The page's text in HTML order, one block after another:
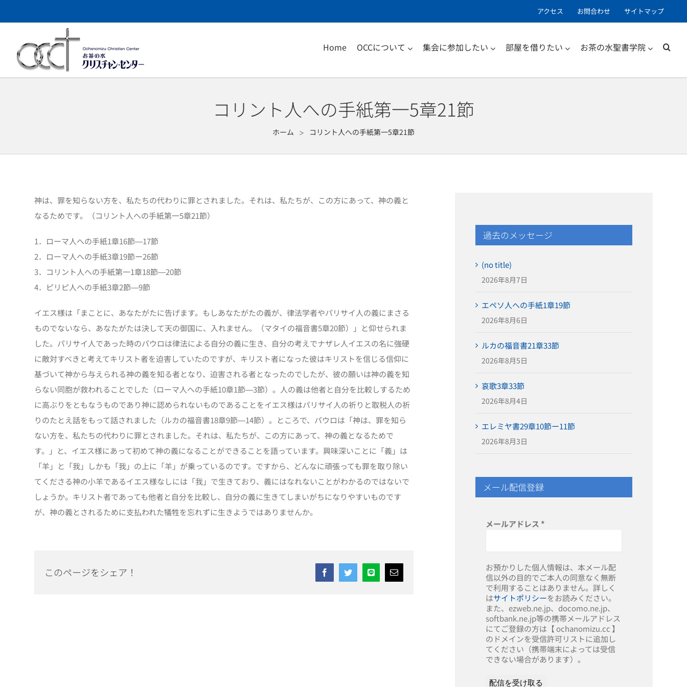
to
アクセス お問合わせ サイトマップ
Home OCCについて 集会に参加したい 部屋を借りたい お茶の水聖書学院
コリント人への手紙第一5章21節
ホーム ＞ コリント人への手紙第一5章21節
神は、罪を知らない方を、私たちの代わりに罪とされました。それは、私たちが、この方にあって、神の義と
なるためです。（コリント人への手紙第一5章21節）
1．ローマ人への手紙1章16節―17節
2．ローマ人への手紙3章19節ー26節
3．コリント人への手紙第一1章18節―20節
4．ピリピ人への手紙3章2節―9節
イエス様は「まことに、あなたがたに告げます。もしあなたがたの義が、律法学者やパリサイ人の義にまさる
ものでないなら、あなたがたは決して天の御国に、入れません。（マタイの福音書5章20節）」と仰せられま
した。パリサイ人であった時のパウロは律法による自分の義に生き、自分の考えでナザレ人イエスの名に強硬
に敵対すべきと考えてキリスト者を迫害していたのですが、キリスト者になった彼はキリストを信じる信仰に
基づいて神から与えられる神の義を知る者となり、迫害される者となったのでしたが、彼の願いは神の義を知
らない同胞が救われることでした（ローマ人への手紙10章1節―3節）。人の義は他者と自分を比較しするため
に高ぶりをともなうものであり神に認められないものであることをイエス様はパリサイ人の祈りと取税人の祈
りのたとえ話をもって話されました（ルカの福音書18章9節―14節）。ところで、パウロは「神は、罪を知ら
ない方を、私たちの代わりに罪とされました。それは、私たちが、この方にあって、神の義となるためで
す。」と、イエス様にあって初めて神の義になることができることを語っています。興味深いことに「義」は
「羊」と「我」しかも「我」の上に「羊」が乗っているのです。ですから、どんなに頑張っても罪を取り除い
てくださる神の小羊であるイエス様なしには「我」で生きており、義にはなれないことがわかるのではないで
しょうか。キリスト者であっても他者と自分を比較し、自分の義に生きてしまいがちになりやすいものです
が、神の義とされるために支払われた犠牲を忘れずに生きようではありませんか。
このページをシェア！ FacebookTwitterLine Email
過去のメッセージ
(no title)
2026年8月7日
エペソ人への手紙1章19節
2026年8月6日
ルカの福音書21章33節
2026年8月5日
哀歌3章33節
2026年8月4日
エレミヤ書29章10節ー11節
2026年8月3日
メール配信登録
メールアドレス *
お預かりした個人情報は、本メール配
信以外の目的でご本人の同意なく無断
で利用することはありません。詳しく
はサイトポリシーをお読みください。
また、ezweb.ne.jp、docomo.ne.jp、
softbank.ne.jp等の携帯メールアドレス
にてご登録の方は【 ochanomizu.cc 】
のドメインを受信許可リストに追加し
てください（携帯端末によっては受信
できない場合があります）。